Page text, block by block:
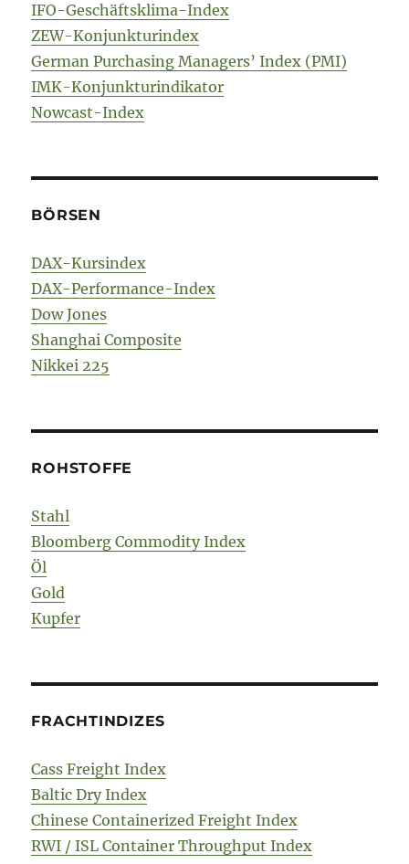
IFO-Geschäftsklima-Index
ZEW-Konjunkturindex
German Purchasing Managers’ Index (PMI)
IMK-Konjunkturindikator
Nowcast-Index
BÖRSEN
DAX-Kursindex
DAX-Performance-Index
Dow Jones
Shanghai Composite
Nikkei 225
ROHSTOFFE
Stahl
Bloomberg Commodity Index
Öl
Gold
Kupfer
FRACHTINDIZES
Cass Freight Index
Baltic Dry Index
Chinese Containerized Freight Index
RWI / ISL Container Throughput Index